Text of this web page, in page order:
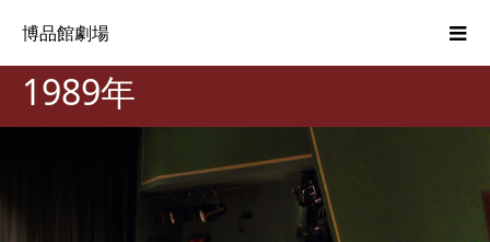
博品館劇場
1989年